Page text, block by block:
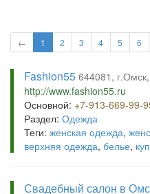
← 1 2 3 4 5 6
Fashion55 644081,
http://www.fashion55.ru
Основной: +7-913-669-99-
Раздел: Одежда
Теги: женская одежда,
верхняя одежда, белье,
Свадебный салон в